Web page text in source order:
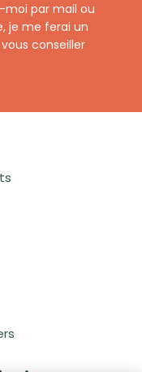
par mail ou
je me ferai un
conseiller